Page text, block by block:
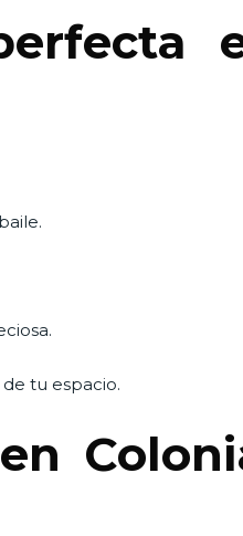
tu espacio.